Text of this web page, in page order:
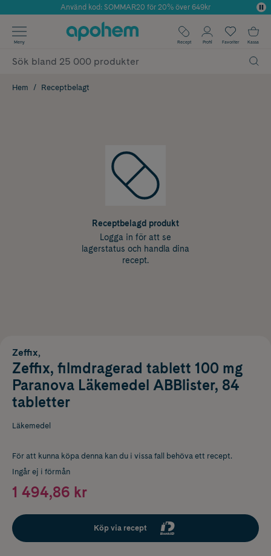
Årets Butik 2025 inom Skönhet
Använd kod: SOMMAR20 för 20% över 649kr
✓ Fri frakt
✓ Poäng på alla köp*
Meny Recept Profil Favoriter Kassa
Hem Receptbelagt
Receptbelagd produkt
Logga in för att se
lagerstatus och handla dina
recept.
Zeffix,
Zeffix, filmdragerad tablett 100 mg
Paranova Läkemedel ABBlister, 84
tabletter
Läkemedel
För att kunna köpa denna kan du i vissa fall behöva ett recept.
Ingår ej i förmån
1 494,86 kr
Köp via recept